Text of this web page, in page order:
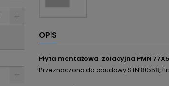
OPIS
Płyta montażowa izolacyjna PMN
Przeznaczona do obudowy STN 80x58,